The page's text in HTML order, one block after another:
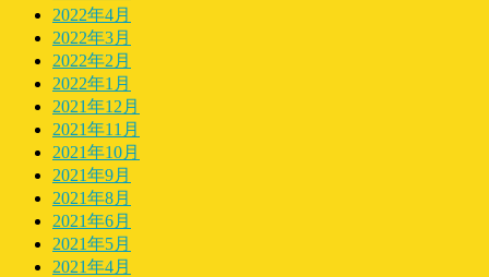
2022年4月
2022年3月
2022年2月
2022年1月
2021年12月
2021年11月
2021年10月
2021年9月
2021年8月
2021年6月
2021年5月
2021年4月